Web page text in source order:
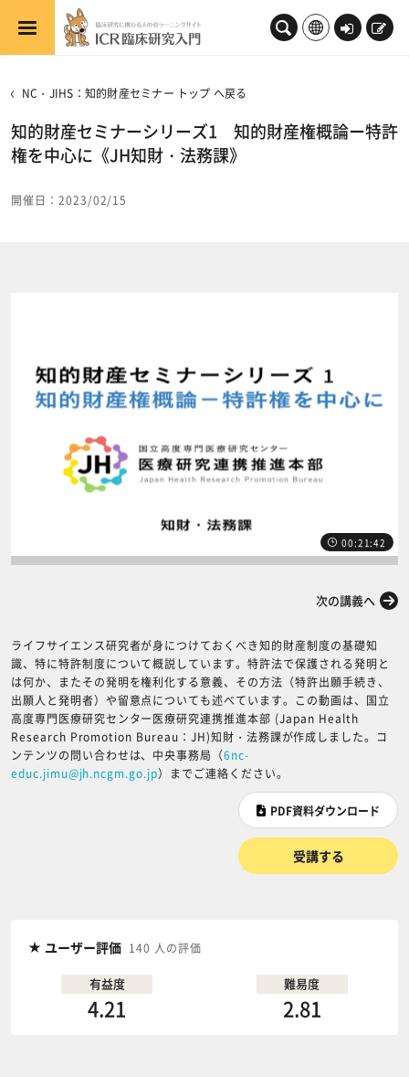
メインコンテンツへスキップする
ロ
新
NC・JIHS：知的財産セミナー トップ へ戻る
知的財産セミナーシリーズ1 知的財産権概論ー特許
権を中心に《JH知財・法務課》
開催日：2023/02/15
00:21:42
次の講義へ
ライフサイエンス研究者が身につけておくべき知的財産制度の基礎知
識、特に特許制度について概説しています。特許法で保護される発明と
は何か、またその発明を権利化する意義、その方法（特許出願手続き、
出願人と発明者）や留意点についても述べています。この動画は、国立
高度専門医療研究センター医療研究連携推進本部 (Japan Health
Research Promotion Bureau：JH)知財・法務課が作成しました。コ
ンテンツの問い合わせは、中央事務局（6nc-
educ.jimu@jh.ncgm.go.jp）までご連絡ください。
PDF資料ダウンロード
受講する
ユーザー評価 140 人の評価
有益度
4.21
難易度
2.81